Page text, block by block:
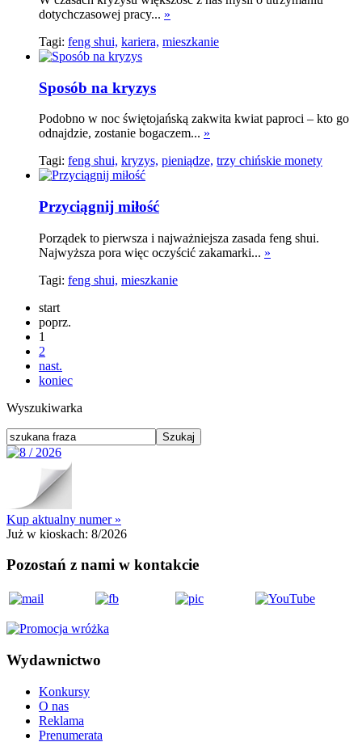
dotychczasowej pracy... »
Tagi: feng shui, kariera, mieszkanie
Sposób na kryzys
Podobno w noc świętojańską zakwita kwiat paproci – kto go
odnajdzie, zostanie bogaczem... »
Tagi: feng shui, kryzys, pieniądze, trzy chińskie monety
Przyciągnij miłość
Porządek to pierwsza i najważniejsza zasada feng shui.
Najwyższa pora więc oczyścić zakamarki... »
Tagi: feng shui, mieszkanie
start
poprz.
1
2
nast.
koniec
Wyszukiwarka
Kup aktualny numer »
Już w kioskach: 8/2026
Pozostań z nami w kontakcie
Wydawnictwo
Konkursy
O nas
Reklama
Prenumerata